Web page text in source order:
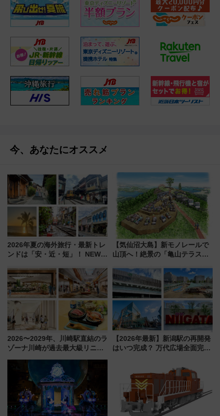
今、あなたにオススメ
2026年夏の海外旅行・最新トレ
ンドは「安・近・短」！ NEWT
渡航先TOP5とは？ 円安時代の
旅行術
【気仙沼大島】新モノレールで
山頂へ！絶景の「亀山テラス
暇村のお得な日帰りプランも登
場
2026〜2029年、川崎駅直結のラ
ゾーナ川崎が過去最大級リニュ
「いつから何が変わるか」徹底
解説！
【2026年最新】新潟駅の再開発
はいつ完成？ 万代広場全面完成
開発、バスタ新潟構想まで徹底
解説！